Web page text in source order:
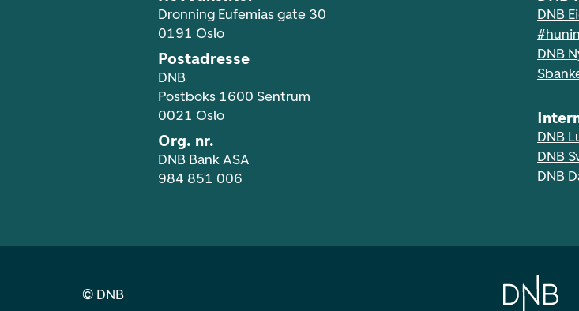
Dronning Eufemias gate 30
0191 Oslo
Postadresse
DNB
Postboks 1600 Sentrum
0021 Oslo
Org. nr.
DNB Bank ASA
984 851 006
DNB
DNB
DNB
DNB
DNB
© DNB